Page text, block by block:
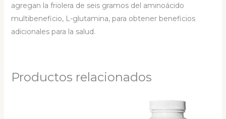
agregan la friolera de seis gramos del aminoácido
multibeneficio, L-glutamina, para obtener beneficios
adicionales para la salud.
Productos relacionados